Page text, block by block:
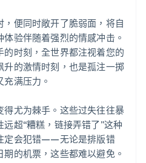
便同时敞开了脆弱面，将自
验伴随着强烈的情感冲击。
时刻，全世界都注视着您的
的激情时刻，也是孤注一掷
满压力。
尤为棘手。这些过失往往暴
超“糟糕，链接弄错了”这种
定会犯错——无论是排版错
的机票，这些都难以避免。